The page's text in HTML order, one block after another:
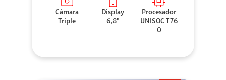
Cámara
Triple
Display
6,8"
Procesador
UNISOC T76
0